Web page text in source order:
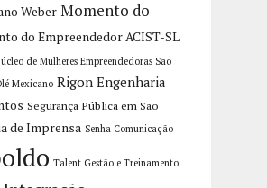
Weber Momento do
do Empreendedor ACIST-SL
de Mulheres Empreendedoras São
Mexicano Rigon Engenharia
Segurança Pública em São
de Imprensa Senha Comunicação
Talent Gestão e Treinamento